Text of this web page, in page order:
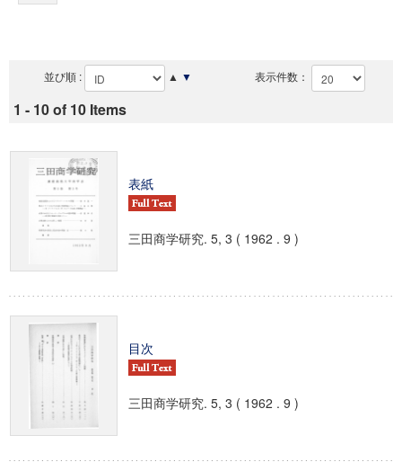
並び順 : ▲ ▼ 表示件数：
1 - 10 of 10 Items
表紙
三田商学研究. 5, 3 ( 1962 . 9 )
目次
三田商学研究. 5, 3 ( 1962 . 9 )